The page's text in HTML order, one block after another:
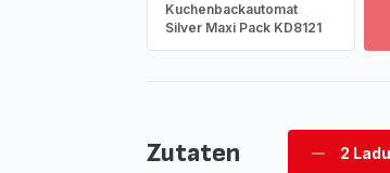
Kuchenbackautomat
Silver Maxi Pack KD8121
Zutaten
Ladungen
2